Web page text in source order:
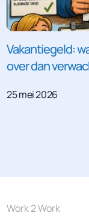
Vakantiegeld:
over dan
25 mei 2026
Work 2 Work